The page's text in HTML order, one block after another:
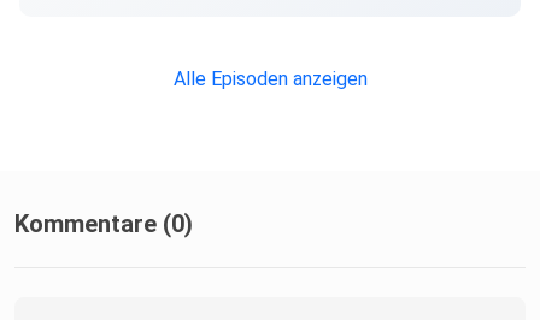
Watou Kapittel Winter, Brouwerij Vaneecke
selber machen. Rezept siehe unten.)
Alle Episoden anzeigen
Kommentare (0)